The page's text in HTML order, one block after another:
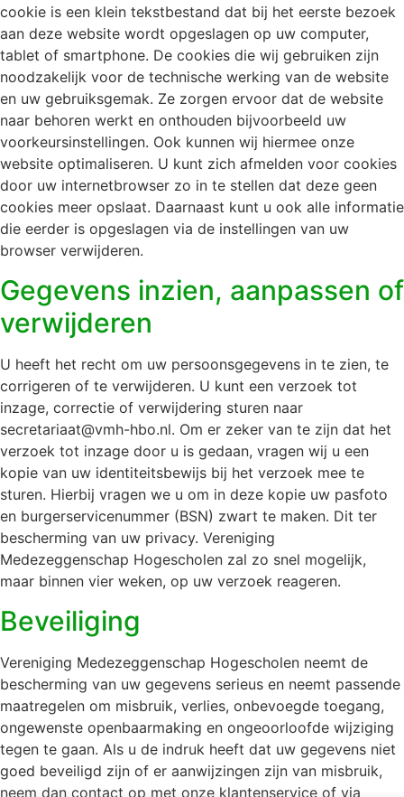
cookie is een klein tekstbestand dat bij het eerste bezoek
aan deze website wordt opgeslagen op uw computer,
tablet of smartphone. De cookies die wij gebruiken zijn
noodzakelijk voor de technische werking van de website
en uw gebruiksgemak. Ze zorgen ervoor dat de website
naar behoren werkt en onthouden bijvoorbeeld uw
voorkeursinstellingen. Ook kunnen wij hiermee onze
website optimaliseren. U kunt zich afmelden voor cookies
door uw internetbrowser zo in te stellen dat deze geen
cookies meer opslaat. Daarnaast kunt u ook alle informatie
die eerder is opgeslagen via de instellingen van uw
browser verwijderen.
Gegevens inzien, aanpassen of
verwijderen
U heeft het recht om uw persoonsgegevens in te zien, te
corrigeren of te verwijderen. U kunt een verzoek tot
inzage, correctie of verwijdering sturen naar
secretariaat@vmh-hbo.nl. Om er zeker van te zijn dat het
verzoek tot inzage door u is gedaan, vragen wij u een
kopie van uw identiteitsbewijs bij het verzoek mee te
sturen. Hierbij vragen we u om in deze kopie uw pasfoto
en burgerservicenummer (BSN) zwart te maken. Dit ter
bescherming van uw privacy. Vereniging
Medezeggenschap Hogescholen zal zo snel mogelijk,
maar binnen vier weken, op uw verzoek reageren.
Beveiliging
Vereniging Medezeggenschap Hogescholen neemt de
bescherming van uw gegevens serieus en neemt passende
maatregelen om misbruik, verlies, onbevoegde toegang,
ongewenste openbaarmaking en ongeoorloofde wijziging
tegen te gaan. Als u de indruk heeft dat uw gegevens niet
goed beveiligd zijn of er aanwijzingen zijn van misbruik,
neem dan contact op met onze klantenservice of via